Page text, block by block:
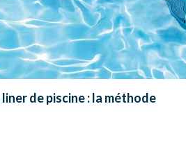
de piscine : la méthode